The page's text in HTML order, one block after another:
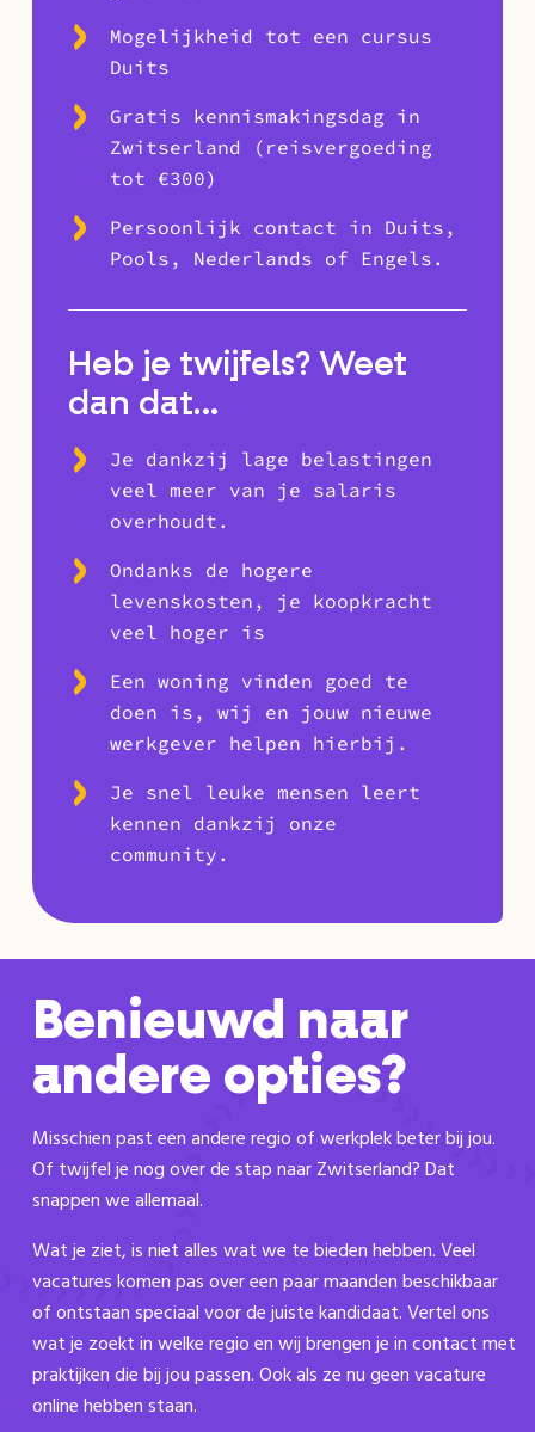
Mogelijkheid tot een cursus
Duits
Gratis kennismakingsdag in
Zwitserland (reisvergoeding
tot €300)
Persoonlijk contact in Duits,
Pools, Nederlands of Engels.
Heb je twijfels? Weet
dan dat…
Je dankzij lage belastingen
veel meer van je salaris
overhoudt.
Ondanks de hogere
levenskosten, je koopkracht
veel hoger is
Een woning vinden goed te
doen is, wij en jouw nieuwe
werkgever helpen hierbij.
Je snel leuke mensen leert
kennen dankzij onze
community.
Benieuwd naar
andere opties?
Misschien past een andere regio of werkplek beter bij jou.
Of twijfel je nog over de stap naar Zwitserland? Dat
snappen we allemaal.
Wat je ziet, is niet alles wat we te bieden hebben. Veel
vacatures komen pas over een paar maanden beschikbaar
of ontstaan speciaal voor de juiste kandidaat. Vertel ons
wat je zoekt in welke regio en wij brengen je in contact met
praktijken die bij jou passen. Ook als ze nu geen vacature
online hebben staan.